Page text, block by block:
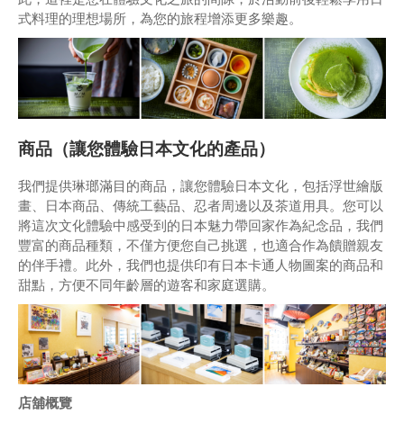
式料理的理想場所，為您的旅程增添更多樂趣。
商品（讓您體驗日本文化的產品）
我們提供琳瑯滿目的商品，讓您體驗日本文化，包括浮世繪版
畫、日本商品、傳統工藝品、忍者周邊以及茶道用具。您可以
將這次文化體驗中感受到的日本魅力帶回家作為紀念品，我們
豐富的商品種類，不僅方便您自己挑選，也適合作為饋贈親友
的伴手禮。此外，我們也提供印有日本卡通人物圖案的商品和
甜點，方便不同年齡層的遊客和家庭選購。
店舖概覽